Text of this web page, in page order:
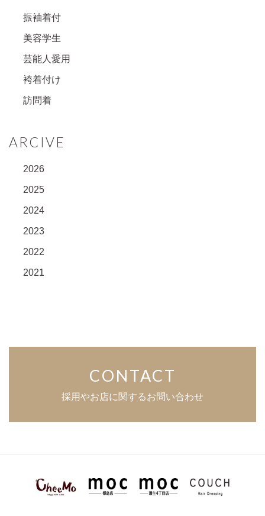
振袖着付
美容学生
芸能人愛用
袴着付け
訪問着
ARCIVE
2026
2025
2024
2023
2022
2021
CONTACT
採用やお店に関するお問い合わせ